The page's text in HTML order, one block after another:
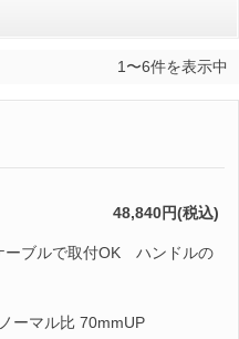
1〜6件を表示中
48,840円(税込)
ーブルで取付OK ハンドルの
ーマル比 70mmUP